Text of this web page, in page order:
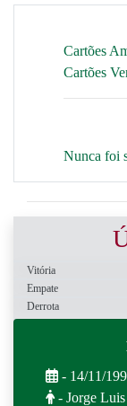
Cartões
Cartões
Nunca foi
Vitória
Empate
Derrota
- 14/11/
- Jorge Luis